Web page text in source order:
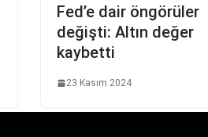
Fed’e dair öngörüler
değişti: Altın değer
kaybetti
23 Kasım 2024